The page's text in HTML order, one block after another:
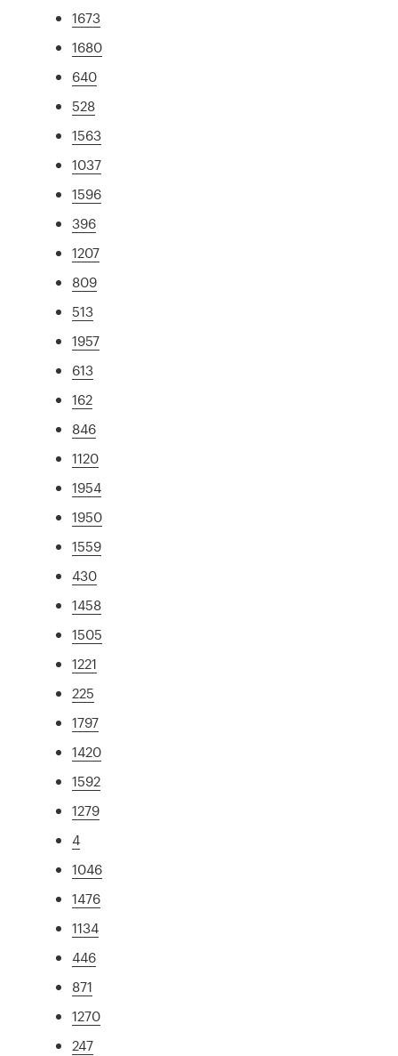
1673
1680
640
528
1563
1037
1596
396
1207
809
513
1957
613
162
846
1120
1954
1950
1559
430
1458
1505
1221
225
1797
1420
1592
1279
4
1046
1476
1134
446
871
1270
247